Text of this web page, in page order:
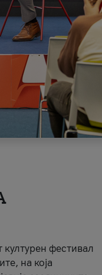
културен фестивал
на која